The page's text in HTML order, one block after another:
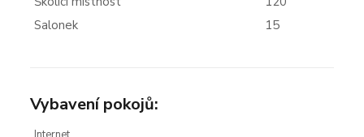
Salonek
15
Vybavení pokojů: